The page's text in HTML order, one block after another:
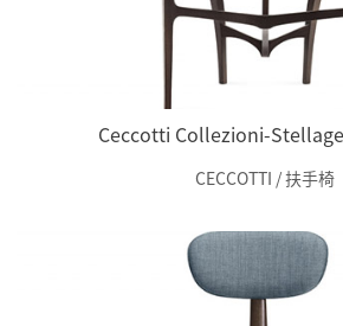
Ceccotti Collezioni-
CECCOTTI / 扶手椅